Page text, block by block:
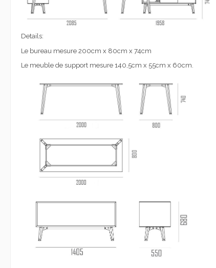
Details:
Le bureau mesure 200cm x 80cm x 74cm
Le meuble de support mesure 140,5cm x 55cm x 60cm.